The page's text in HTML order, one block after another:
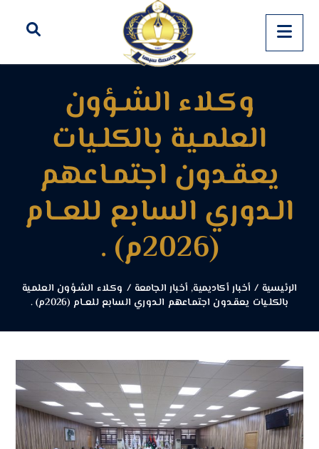
وكـلاء الشـؤون
العلمـية بالكلـيات
يعقـدون اجتمـاعهم
الـدوري السابع للعــام
(2026م) .
الرئيسية / أخبار أكاديمية, أخبار الجامعة / وكـلاء الشـؤون العلمـية
بالكلـيات يعقـدون اجتمـاعهم الـدوري السابع للعــام (2026م) .